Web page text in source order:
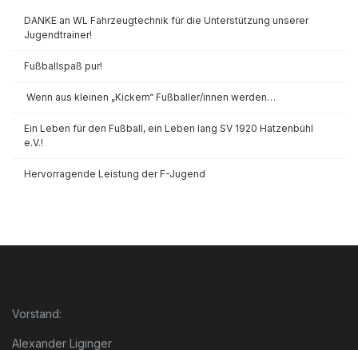
DANKE an WL Fahrzeugtechnik für die Unterstützung unserer
Jugendtrainer!
Fußballspaß pur!
Wenn aus kleinen „Kickern“ Fußballer/innen werden…
Ein Leben für den Fußball, ein Leben lang SV 1920 Hatzenbühl
e.V.!
Hervorragende Leistung der F-Jugend
Vorstand:
Alexander Liginger